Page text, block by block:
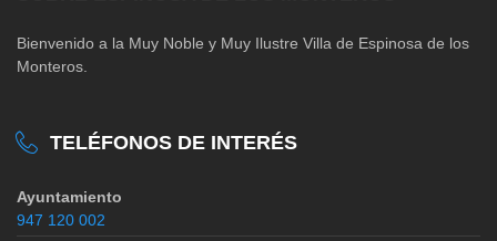
Bienvenido a la Muy Noble y Muy Ilustre Villa de Espinosa de los
Monteros.
TELÉFONOS DE INTERÉS
Ayuntamiento
947 120 002